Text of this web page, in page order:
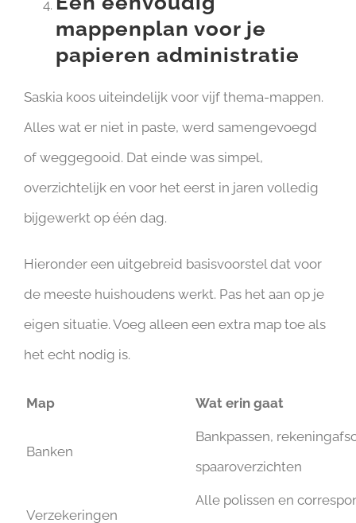
mappenplan voor je
papieren administratie
Saskia koos uiteindelijk voor vijf thema-mappen.
Alles wat er niet in paste, werd samengevoegd
of weggegooid. Dat einde was simpel,
overzichtelijk en voor het eerst in jaren volledig
bijgewerkt op één dag.
Hieronder een uitgebreid basisvoorstel dat voor
de meeste huishoudens werkt. Pas het aan op je
eigen situatie. Voeg alleen een extra map toe als
het echt nodig is.
Map Wat erin gaat
Banken
Bankpassen,
spaaroverzichten
Verzekeringen
Alle polissen en